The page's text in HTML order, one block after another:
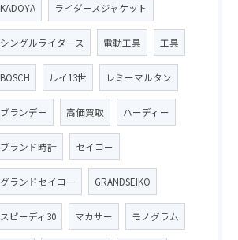
KADOYA ライダースジャケット
シングルライダース 電動工具 工具
BOSCH ルイ13世 レミーマルタン
ブランデー 高価買取 ハーディー
ブランド時計 セイコー
グランドセイコー GRANDSEIKO
スピーディ30 マカサー モノグラム